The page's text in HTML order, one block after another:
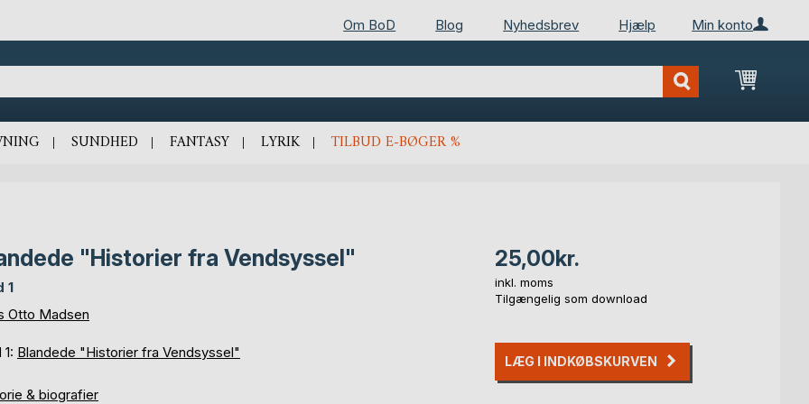
Min konto
Om BoD Blog Nyhedsbrev Hjælp
Min
SUNDHED FANTASY LYRIK TILBUD E-BØGER %
"Historier fra Vendsyssel"
1
Otto Madsen
Blandede "Historier fra Vendsyssel"
& biografier
25,00kr.
inkl. moms
Tilgængelig som download
LÆG I INDKØBSKURVEN